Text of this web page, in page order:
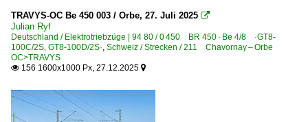
Wörth (Rhein)
Dieseltriebzüge | 95 80
0 641 BR 641 ·Coradia A TER· 'Walfisch'
E-Loks | Drehstrom | 91 80
2020
2020
2021
2024
TRAVYS-OC Be 450 003 / Orbe, 27. Juli 2025 
Julian Ryf
Deutschland / Elektrotriebzüge | 94 80 / 0 450 BR 450 · Be 4/8 ·GT8-
100C/2S, GT8-100D/2S·, Schweiz / Strecken / 211 Chavornay – Orbe
OC>TRAVYS
 156 1600x1000 Px, 27.12.2025 